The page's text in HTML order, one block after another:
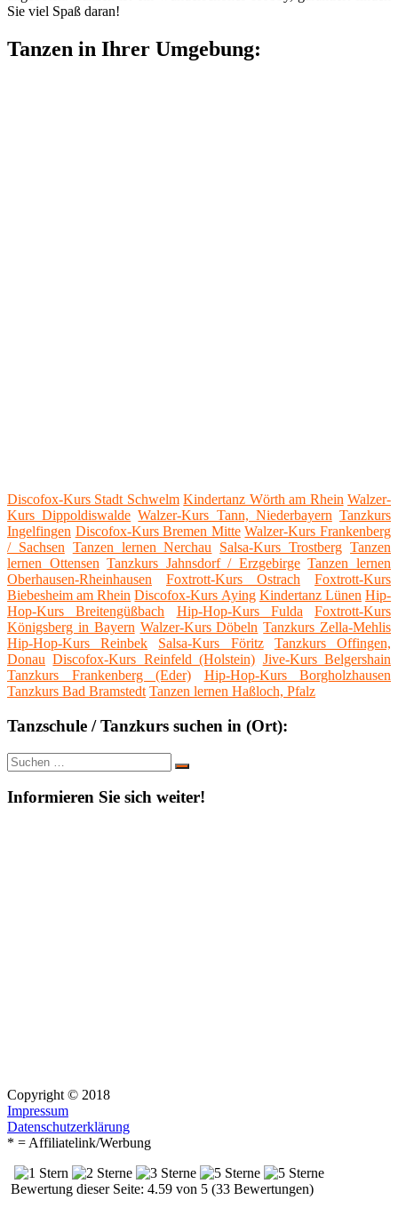
Sie viel Spaß daran!
Tanzen in Ihrer Umgebung:
Discofox-Kurs Stadt Schwelm Kindertanz Wörth am Rhein Walzer-
Kurs Dippoldiswalde Walzer-Kurs Tann, Niederbayern Tanzkurs
Ingelfingen Discofox-Kurs Bremen Mitte Walzer-Kurs Frankenberg
/ Sachsen Tanzen lernen Nerchau Salsa-Kurs Trostberg Tanzen
lernen Ottensen Tanzkurs Jahnsdorf / Erzgebirge Tanzen lernen
Oberhausen-Rheinhausen
Foxtrott-Kurs Ostrach
Foxtrott-Kurs
Biebesheim am Rhein Discofox-Kurs Aying Kindertanz Lünen Hip-
Hop-Kurs Breitengüßbach
Hip-Hop-Kurs Fulda
Foxtrott-Kurs
Königsberg in Bayern Walzer-Kurs Döbeln Tanzkurs Zella-Mehlis
Hip-Hop-Kurs Reinbek
Salsa-Kurs Föritz
Tanzkurs Offingen,
Donau Discofox-Kurs Reinfeld (Holstein) Jive-Kurs Belgershain
Tanzkurs Frankenberg (Eder)
Hip-Hop-Kurs Borgholzhausen
Tanzkurs Bad Bramstedt Tanzen lernen Haßloch, Pfalz
Tanzschule / Tanzkurs suchen in (Ort):
Suche
nach:
Suchen
Informieren Sie sich weiter!
Copyright © 2018
Impressum
Datenschutzerklärung
* = Affiliatelink/Werbung
Bewertung dieser Seite: 4.59 von 5 (33 Bewertungen)